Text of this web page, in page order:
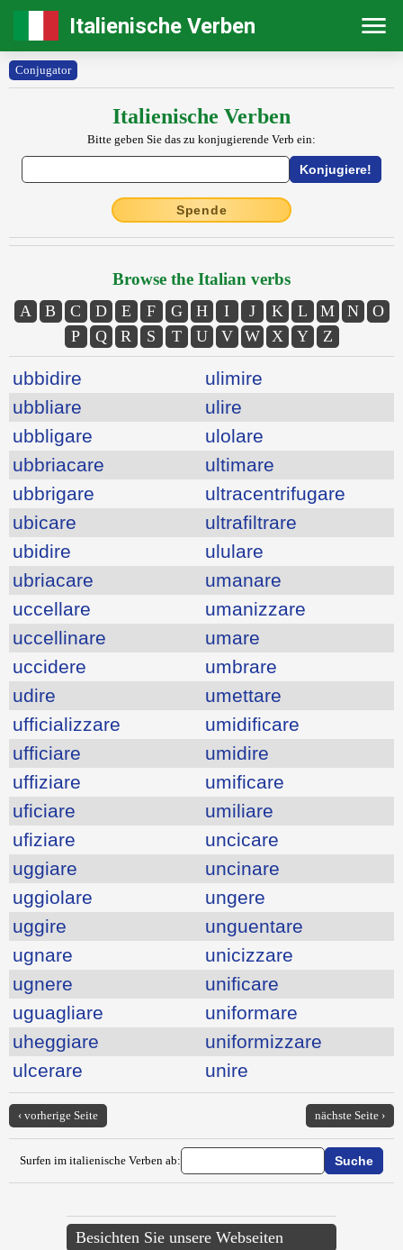
Italienische Verben
Conjugator
Italienische Verben
Bitte geben Sie das zu konjugierende Verb ein:
Spende
Browse the Italian verbs
A B C D E F G H I J K L M N
O
P
Q R S T U V W X Y Z
ubbidire
ulimire
ubbliare
ulire
ubbligare
ulolare
ubbriacare
ultimare
ubbrigare
ultracentrifugare
ubicare
ultrafiltrare
ubidire
ululare
ubriacare
umanare
uccellare
umanizzare
uccellinare
umare
uccidere
umbrare
udire
umettare
ufficializzare
umidificare
ufficiare
umidire
uffiziare
umificare
uficiare
umiliare
ufiziare
uncicare
uggiare
uncinare
uggiolare
ungere
uggire
unguentare
ugnare
unicizzare
ugnere
unificare
uguagliare
uniformare
uheggiare
uniformizzare
ulcerare
unire
‹ vorherige Seite nächste Seite ›
Surfen im italienische Verben ab:
Besichten Sie unsere Webseiten